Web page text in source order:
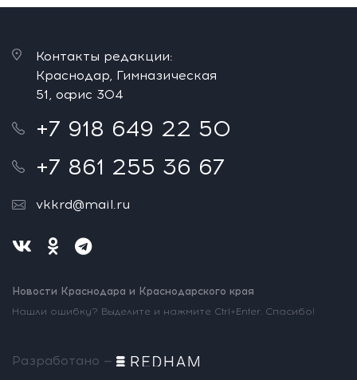
Контакты редакции:
Краснодар, Гимназическая
51, офис 304
+7 918 649 22 50
+7 861 255 36 67
vkkrd@mail.ru
Новости Краснодара и Краснодарского края
Нашли ошибку? Выделите и нажмите Ctrl+Enter. Спасибо!
Разработано —